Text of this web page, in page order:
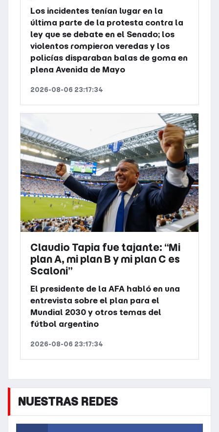
Los incidentes tenían lugar en la
última parte de la protesta contra la
ley que se debate en el Senado; los
violentos rompieron veredas y los
policías disparaban balas de goma en
plena Avenida de Mayo
2026-08-06 23:17:34
Claudio Tapia fue tajante: “Mi
plan A, mi plan B y mi plan C es
Scaloni”
El presidente de la AFA habló en una
entrevista sobre el plan para el
Mundial 2030 y otros temas del
fútbol argentino
2026-08-06 23:17:34
NUESTRAS REDES